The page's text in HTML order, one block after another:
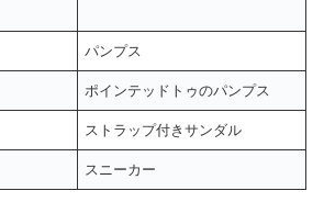
パンプス
ポインテッドトゥのパンプス
ストラップ付きサンダル
スニーカー